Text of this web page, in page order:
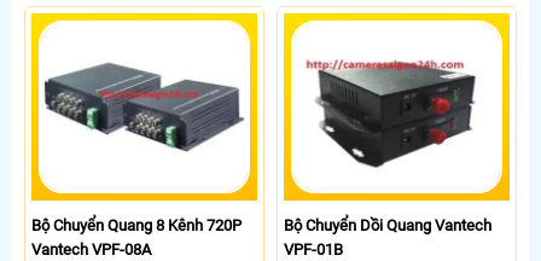
Bộ Chuyển Quang 8 Kênh 720P
Vantech VPF-08A
Bộ Chuyển Dồi Quang Vantech
VPF-01B